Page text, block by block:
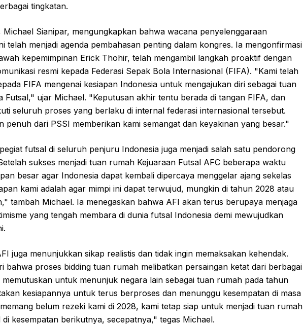
tingkatan.
Michael Sianipar, mengungkapkan bahwa wacana penyelenggaraan
telah menjadi agenda pembahasan penting dalam kongres. Ia mengonfirmasi
kepemimpinan Erick Thohir, telah mengambil langkah proaktif dengan
resmi kepada Federasi Sepak Bola Internasional (FIFA). "Kami telah
FIFA mengenai kesiapan Indonesia untuk mengajukan diri sebagai tuan
Futsal," ujar Michael. "Keputusan akhir tentu berada di tangan FIFA, dan
seluruh proses yang berlaku di internal federasi internasional tersebut.
penuh dari PSSI memberikan kami semangat dan keyakinan yang besar."
futsal di seluruh penjuru Indonesia juga menjadi salah satu pendorong
sukses menjadi tuan rumah Kejuaraan Futsal AFC beberapa waktu
besar agar Indonesia dapat kembali dipercaya menggelar ajang sekelas
kami adalah agar mimpi ini dapat terwujud, mungkin di tahun 2028 atau
tambah Michael. Ia menegaskan bahwa AFI akan terus berupaya menjaga
yang tengah membara di dunia futsal Indonesia demi mewujudkan
juga menunjukkan sikap realistis dan tidak ingin memaksakan kehendak.
bahwa proses bidding tuan rumah melibatkan persaingan ketat dari berbagai
memutuskan untuk menunjuk negara lain sebagai tuan rumah pada tahun
kesiapannya untuk terus berproses dan menunggu kesempatan di masa
belum rezeki kami di 2028, kami tetap siap untuk menjadi tuan rumah
di kesempatan berikutnya, secepatnya," tegas Michael.